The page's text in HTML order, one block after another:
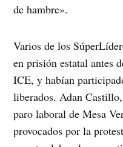
de hambre».
Varios de los
en prisión estatal antes
ICE, y habían
liberados. Adan
paro laboral de Mesa
provocados por la